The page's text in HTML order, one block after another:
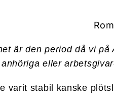
är den period då vi
eller
varit stabil kanske